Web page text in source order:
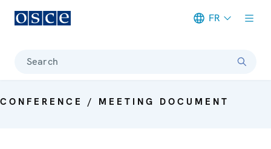
FR
Search
CONFERENCE / MEETING DOCUMENT